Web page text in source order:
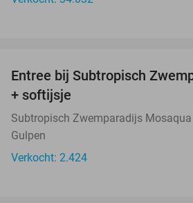
Entree bij Subtropisch
+ softijsje
Subtropisch Zwemparadijs Mosaqua
Gulpen
Verkocht: 2.424